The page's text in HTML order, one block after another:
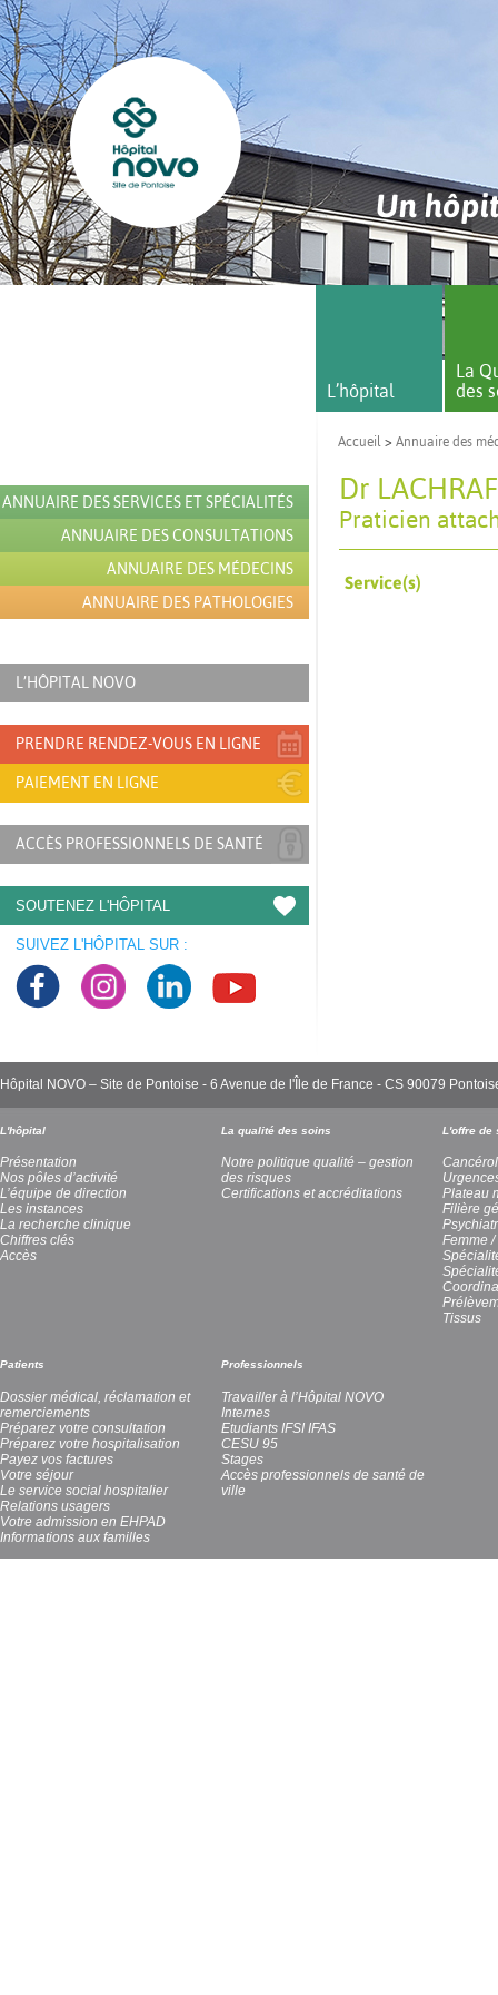
Un
ANNUAIRE DES SERVICES ET SPÉCIALITÉS
ANNUAIRE DES CONSULTATIONS
ANNUAIRE DES MÉDECINS
ANNUAIRE DES PATHOLOGIES
L’HÔPITAL NOVO
PRENDRE RENDEZ-VOUS EN LIGNE
PAIEMENT EN LIGNE
ACCÈS PROFESSIONNELS DE SANTÉ
SOUTENEZ L'HÔPITAL
SUIVEZ L'HÔPITAL SUR :
L’hôpital
La
des
Accueil > Annuaire des
Dr
Praticien
Service(s)
Hôpital NOVO – Site de Pontoise - 6 Avenue de l'Île de France - CS 90079
L'hôpital
Présentation
Nos pôles d’activité
L’équipe de direction
Les instances
La recherche clinique
Chiffres clés
Accès
La qualité des soins
Notre politique qualité – gestion
des risques
Certifications et accréditations
L'offre de
Plateau
Filière
Femme /
Tissus
Patients
Dossier médical, réclamation et
remerciements
Préparez votre consultation
Préparez votre hospitalisation
Payez vos factures
Votre séjour
Le service social hospitalier
Relations usagers
Votre admission en EHPAD
Informations aux familles
Professionnels
Travailler à l’Hôpital NOVO
Internes
Etudiants IFSI IFAS
CESU 95
Stages
Accès professionnels de santé de
ville